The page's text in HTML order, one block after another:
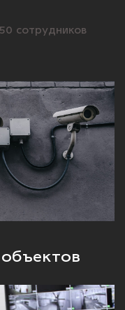
сотрудников